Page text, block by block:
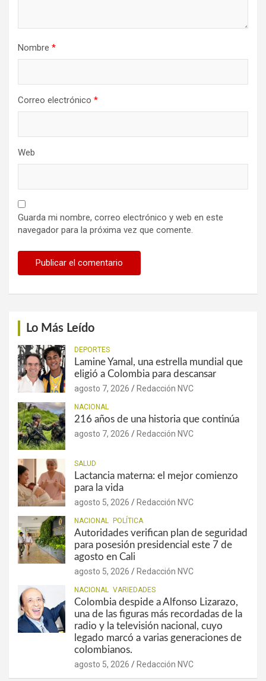
Nombre *
Correo electrónico *
Web
Guarda mi nombre, correo electrónico y web en este
navegador para la próxima vez que comente.
Lo Más Leído
DEPORTES
Lamine Yamal, una estrella mundial que
eligió a Colombia para descansar
agosto 7, 2026 Redacción NVC
NACIONAL
216 años de una historia que continúa
agosto 7, 2026 Redacción NVC
SALUD
Lactancia materna: el mejor comienzo
para la vida
agosto 5, 2026 Redacción NVC
NACIONAL POLÍTICA
Autoridades verifican plan de seguridad
para posesión presidencial este 7 de
agosto en Cali
agosto 5, 2026 Redacción NVC
NACIONAL VARIEDADES
Colombia despide a Alfonso Lizarazo,
una de las figuras más recordadas de la
radio y la televisión nacional, cuyo
legado marcó a varias generaciones de
colombianos.
agosto 5, 2026 Redacción NVC